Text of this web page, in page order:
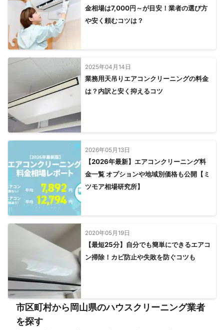
金相場は7,000円～が目安！業者の選び方
や安く頼むコツは？
2025年04月14日
業務用天吊りエアコンクリーニングの料金
は？内訳と安く抑えるコツ
2026年05月13日
【2026年最新】エアコンクリーニング料
金一覧 オプションや地域別価格も公開【ミ
ツモア相場研究所】
2020年05月19日
【最短25分】自分でも簡単にできるエアコ
ン掃除！カビ防止や失敗を防ぐコツも
市区町村から岡山県のハウスクリーニング業者
を探す